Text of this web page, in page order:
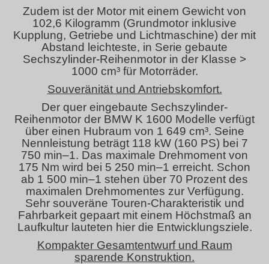
Zudem ist der Motor mit einem Gewicht von
102,6 Kilogramm (Grundmotor inklusive
Kupplung, Getriebe und Lichtmaschine) der mit
Abstand leichteste, in Serie gebaute
Sechszylinder-Reihenmotor in der Klasse >
1000 cm³ für Motorräder.
Souveränität und Antriebskomfort.
Der quer eingebaute Sechszylinder-
Reihenmotor der BMW K 1600 Modelle verfügt
über einen Hubraum von 1 649 cm³. Seine
Nennleistung beträgt 118 kW (160 PS) bei 7
750 min–1. Das maximale Drehmoment von
175 Nm wird bei 5 250 min–1 erreicht. Schon
ab 1 500 min–1 stehen über 70 Prozent des
maximalen Drehmomentes zur Verfügung.
Sehr souveräne Touren-Charakteristik und
Fahrbarkeit gepaart mit einem Höchstmaß an
Laufkultur lauteten hier die Entwicklungsziele.
Kompakter Gesamtentwurf und Raum
sparende Konstruktion.